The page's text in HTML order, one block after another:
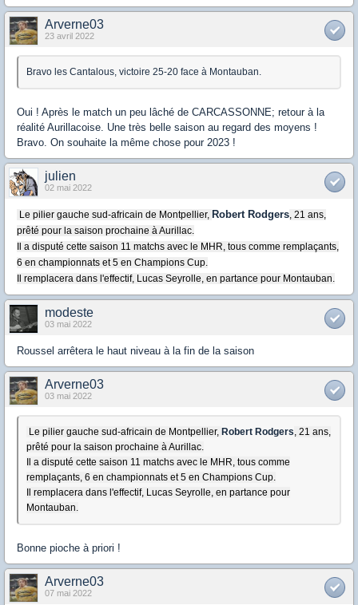
Arverne03
23 avril 2022
Bravo les Cantalous, victoire 25-20 face à Montauban.
Oui ! Après le match un peu lâché de CARCASSONNE; retour à la
réalité Aurillacoise. Une très belle saison au regard des moyens !
Bravo. On souhaite la même chose pour 2023 !
julien
02 mai 2022
Le pilier gauche sud-africain de Montpellier, Robert Rodgers , 21 ans,
prêté pour la saison prochaine à Aurillac.
Il a disputé cette saison 11 matchs avec le MHR, tous comme remplaçants,
6 en championnats et 5 en Champions Cup.
Il remplacera dans l'effectif, Lucas Seyrolle, en partance pour Montauban.
modeste
03 mai 2022
Roussel arrêtera le haut niveau à la fin de la saison
Arverne03
03 mai 2022
Le pilier gauche sud-africain de Montpellier, Robert Rodgers , 21 ans,
prêté pour la saison prochaine à Aurillac.
Il a disputé cette saison 11 matchs avec le MHR, tous comme
remplaçants, 6 en championnats et 5 en Champions Cup.
Il remplacera dans l'effectif, Lucas Seyrolle, en partance pour
Montauban.
Bonne pioche à priori !
Arverne03
07 mai 2022